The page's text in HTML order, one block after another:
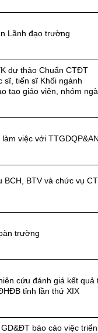
Lãnh đạo trường
dự thảo Chuẩn CTĐT
sĩ, tiến sĩ Khối ngành
tạo giáo viên, nhóm
việc với
BCH, BTV và chức vụ
trường
cứu đánh giá kết quả
tỉnh lần thứ XIX
báo cáo việc